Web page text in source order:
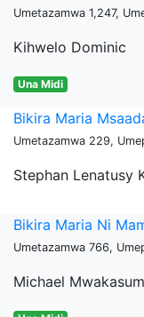
Umetazamwa 1,247,
Kihwelo Dominic
Una Midi
Bikira Maria
Umetazamwa 229,
Stephan Lenatusy
Bikira Maria Ni
Umetazamwa 766,
Michael